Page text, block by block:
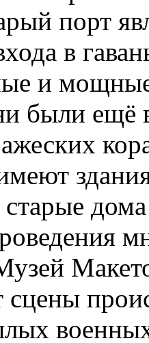
порт
в
и
были ещё
сцены